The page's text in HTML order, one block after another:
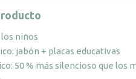
niños
jabón + placas educativas
50 % más silencioso que los